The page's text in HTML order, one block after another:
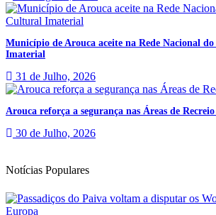
Município de Arouca aceite na Rede Nacional
Imaterial
31 de Julho, 2026
Arouca reforça a segurança nas Áreas de
30 de Julho, 2026
Notícias Populares